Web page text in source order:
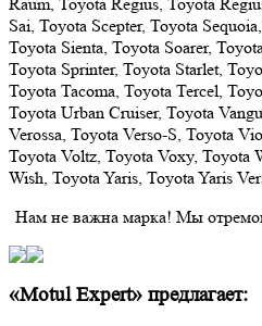
Sai, Toyota Scepter, Toyota
Toyota Sienta, Toyota Soarer,
Toyota Sprinter, Toyota Starlet,
Toyota Tacoma, Toyota Tercel,
Toyota Urban Cruiser, Toyota
Verossa, Toyota Verso-S, Toyota
Toyota Voltz, Toyota Voxy, Toyota
Wish, Toyota Yaris, Toyota Yaris
Нам не важна марка! Мы
«Motul Expert» предлагает: